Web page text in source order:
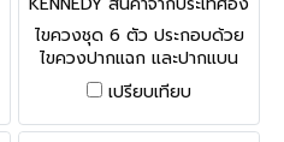
กฤษ-1
ไขควงชุด 6 ตัว ประกอบด้วย
ไขควงปากแฉก และปากแบน
Kennedy Jeweller's &
Watchmaker's Tool Sets,
Alloy Steel Blades - 6
เปรียบเทียบ